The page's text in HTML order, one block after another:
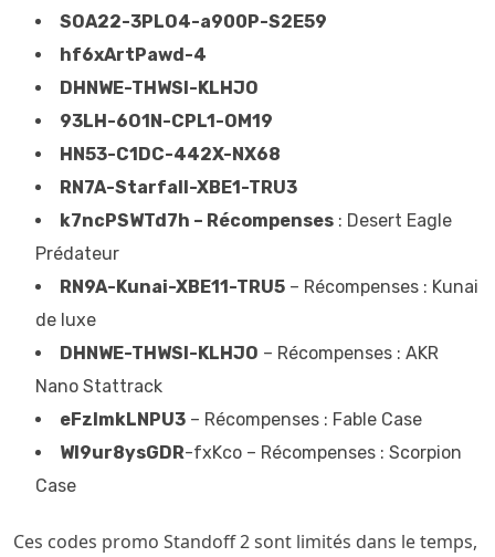
SOA22-3PLO4-a900P-S2E59
hf6xArtPawd-4
DHNWE-THWSI-KLHJO
93LH-6O1N-CPL1-OM19
HN53-C1DC-442X-NX68
RN7A-Starfall-XBE1-TRU3
k7ncPSWTd7h – Récompenses : Desert Eagle
Prédateur
RN9A-Kunai-XBE11-TRU5 – Récompenses : Kunai
de luxe
DHNWE-THWSI-KLHJO – Récompenses : AKR
Nano Stattrack
eFzImkLNPU3 – Récompenses : Fable Case
WI9ur8ysGDR-fxKco – Récompenses : Scorpion
Case
Ces codes promo Standoff 2 sont limités dans le temps,